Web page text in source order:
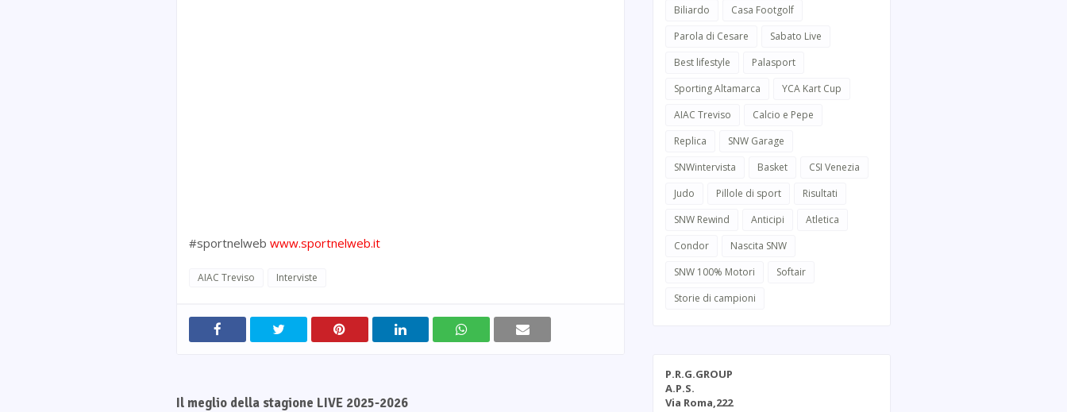
#sportnelweb www.sportnelweb.it
AIAC Treviso Interviste
Il meglio della stagione LIVE 2025-2026
Biliardo
Casa Footgolf
Parola di Cesare
Sabato Live
Best lifestyle
Palasport
Sporting Altamarca
YCA Kart Cup
AIAC Treviso
Calcio e Pepe
Replica
SNW Garage
SNWintervista
Basket
CSI Venezia
Judo
Pillole di sport
Risultati
SNW Rewind
Anticipi
Atletica
Condor
Nascita SNW
SNW 100% Motori
Softair
Storie di campioni
P.R.G.GROUP
A.P.S.
Via Roma,222